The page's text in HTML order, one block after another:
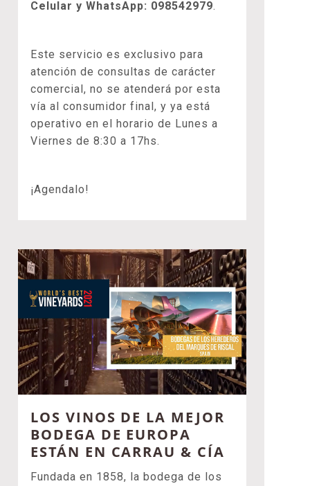
Celular y WhatsApp: 098542979.
Este servicio es exclusivo para
atención de consultas de carácter
comercial, no se atenderá por esta
vía al consumidor final, y ya está
operativo en el horario de Lunes a
Viernes de 8:30 a 17hs.
¡Agendalo!
LOS VINOS DE LA MEJOR
BODEGA DE EUROPA
ESTÁN EN CARRAU & CÍA
Fundada en 1858, la bodega de los